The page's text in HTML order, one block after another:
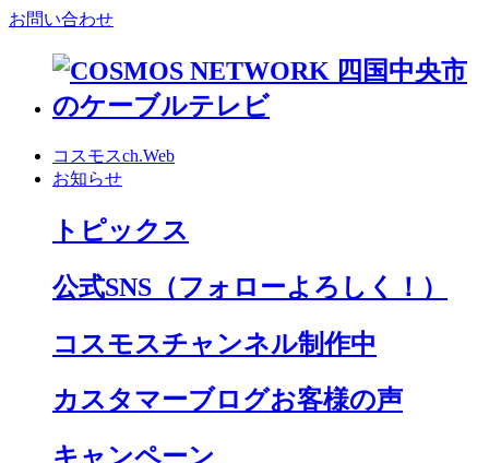
お問い合わせ
コスモスch.Web
お知らせ
トピックス
公式SNS （フォローよろしく！）
コスモスチャンネル制作中
カスタマーブログお客様の声
キャンペーン